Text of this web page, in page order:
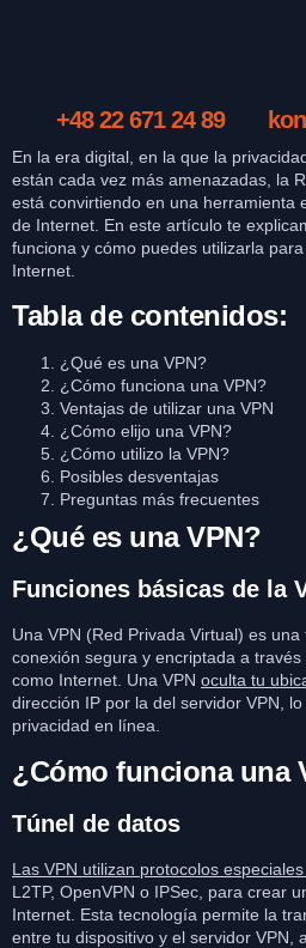
+48 22 671 24 89
En la era digital, en la que la
están cada vez más amenazadas, la
está convirtiendo en una herramienta
de Internet. En este artículo te
funciona y cómo puedes utilizarla
Internet.
Tabla de contenidos:
¿Qué es una VPN?
¿Cómo funciona una VPN?
Ventajas de utilizar una VPN
¿Cómo elijo una VPN?
¿Cómo utilizo la VPN?
Posibles desventajas
Preguntas más frecuentes
¿Qué es una VPN?
Funciones básicas de la
Una VPN (Red Privada Virtual) es
conexión segura y encriptada a
como Internet. Una VPN oculta tu
dirección IP por la del servidor VPN,
privacidad en línea.
¿Cómo funciona una
Túnel de datos
Las VPN utilizan protocolos
L2TP, OpenVPN o IPSec, para crear
Internet. Esta tecnología permite la
entre tu dispositivo y el servidor VPN,